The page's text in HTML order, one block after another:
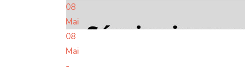
08
Mai
08
Mai
-